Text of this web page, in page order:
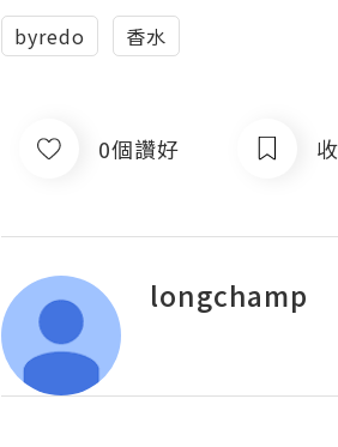
byredo 香水
0個讚好
longchamp